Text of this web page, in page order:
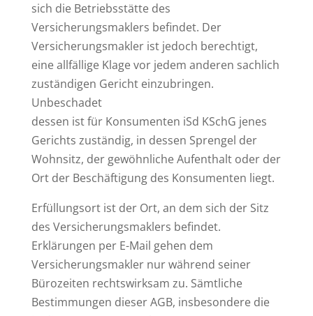
sich die Betriebsstätte des
Versicherungsmaklers befindet. Der
Versicherungsmakler ist jedoch berechtigt,
eine allfällige Klage vor jedem anderen sachlich
zuständigen Gericht einzubringen.
Unbeschadet
dessen ist für Konsumenten iSd KSchG jenes
Gerichts zuständig, in dessen Sprengel der
Wohnsitz, der gewöhnliche Aufenthalt oder der
Ort der Beschäftigung des Konsumenten liegt.
Erfüllungsort ist der Ort, an dem sich der Sitz
des Versicherungsmaklers befindet.
Erklärungen per E-Mail gehen dem
Versicherungsmakler nur während seiner
Bürozeiten rechtswirksam zu. Sämtliche
Bestimmungen dieser AGB, insbesondere die